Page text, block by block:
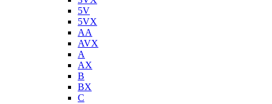
5V
5VX
AA
AVX
A
AX
B
BX
C